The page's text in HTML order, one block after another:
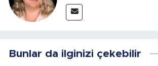
Bunlar da ilginizi çekebilir